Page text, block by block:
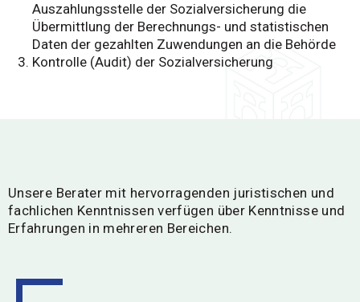
Auszahlungsstelle der Sozialversicherung die
Übermittlung der Berechnungs- und statistischen
Daten der gezahlten Zuwendungen an die Behörde
Kontrolle (Audit) der Sozialversicherung
Unsere Berater mit hervorragenden juristischen und
fachlichen Kenntnissen verfügen über Kenntnisse und
Erfahrungen in mehreren Bereichen.